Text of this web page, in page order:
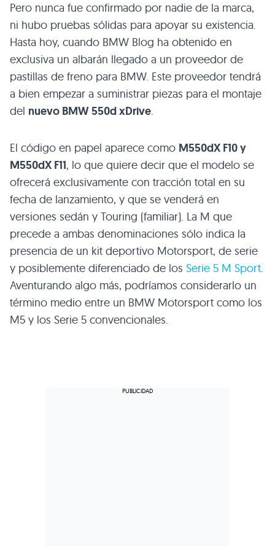
Pero nunca fue confirmado por nadie de la marca,
ni hubo pruebas sólidas para apoyar su existencia.
Hasta hoy, cuando BMW Blog ha obtenido en
exclusiva un albarán llegado a un proveedor de
pastillas de freno para BMW. Este proveedor tendrá
a bien empezar a suministrar piezas para el montaje
del nuevo BMW550d xDrive.
El código en papel aparece como M550dX F10y
M550dX F11, lo que quiere decir que el modelo se
ofrecerá exclusivamente con tracción total en su
fecha de lanzamiento, y que se venderá en
versiones sedán y Touring (familiar). La M que
precede a ambas denominaciones sólo indica la
presencia de un kit deportivo Motorsport, de serie
y posiblemente diferenciado de los Serie 5 M Sport.
Aventurando algo más, podríamos considerarlo un
término medio entre un BMW Motorsport como los
M5 y los Serie 5 convencionales.